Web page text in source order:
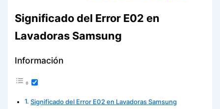
Significado del Error E02 en
Lavadoras Samsung
Información
Significado del Error E02 en Lavadoras Samsung